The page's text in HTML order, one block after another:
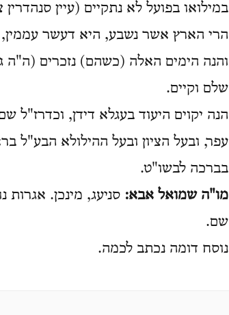
במילואו בפועל לא נתקיים (עיין
הרי הארץ אשר נשבע, היא דעשר
והנה הימים האלה (כשהם) נזכרים (ה"ה
שלם וקיים.
הנה יקוים היעוד בעגלא דידן, וכדרז"ל
עפר, ובעל הציון ובעל ההילולא הבע"ל
בברכה לבשו"ט.
מו"ה שמואל אבא: סניעג, מינכן. אגרות
שם.
נוסח דומה נכתב לכמה.